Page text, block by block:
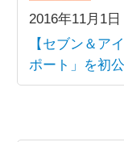
2016年11月1日
【セブン＆ア
ポート」を初